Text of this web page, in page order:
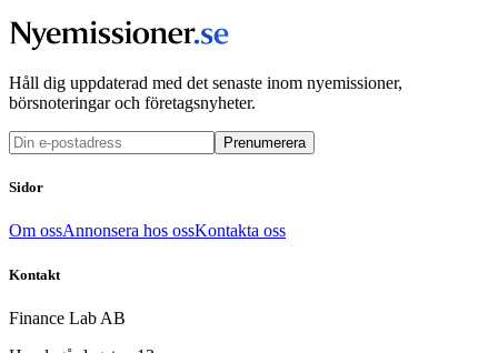
Håll dig uppdaterad med det senaste inom nyemissioner,
börsnoteringar och företagsnyheter.
Prenumerera
Sidor
Om ossAnnonsera hos ossKontakta oss
Kontakt
Finance Lab AB